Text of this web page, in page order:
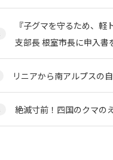
『子グマを守るため、
支部長 根室市長に申入書
リニアから南アルプスの
絶滅寸前！四国のクマの